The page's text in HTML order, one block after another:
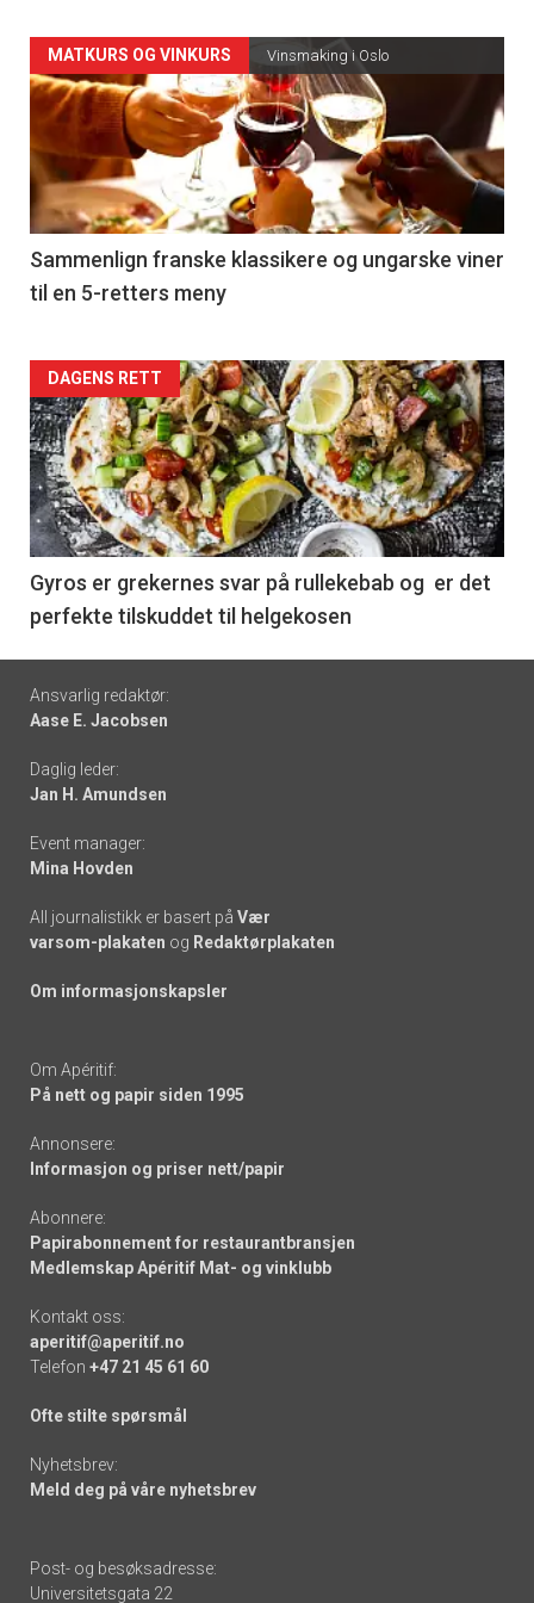
Forsiden
akkurat
nå
-
5
MATKURS OG VINKURS Vinsmaking i Oslo
Sammenlign franske klassikere og ungarske viner
til en 5-retters meny
Forsiden
akkurat
nå
-
6
DAGENS RETT
Gyros er grekernes svar på rullekebab og er det
perfekte tilskuddet til helgekosen
Footer
-
links
Ansvarlig redaktør:
Aase E. Jacobsen
Daglig leder:
Jan H. Amundsen
Event manager:
Mina Hovden
All journalistikk er basert på Vær
varsom-plakaten og Redaktørplakaten
Om informasjonskapsler
Om Apéritif:
På nett og papir siden 1995
Annonsere:
Informasjon og priser nett/papir
Abonnere:
Papirabonnement for restaurantbransjen
Medlemskap Apéritif Mat- og vinklubb
Kontakt oss:
aperitif@aperitif.no
Telefon +47 21 45 61 60
Ofte stilte spørsmål
Nyhetsbrev:
Meld deg på våre nyhetsbrev
Post- og besøksadresse:
Universitetsgata 22